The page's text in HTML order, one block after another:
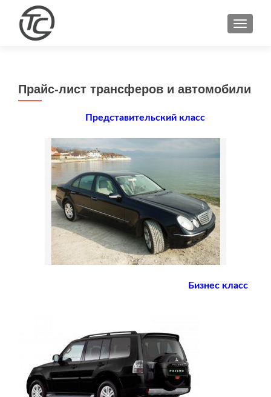
Прайс-лист трансферов и автомобили
Представительский класс
Бизнес класс